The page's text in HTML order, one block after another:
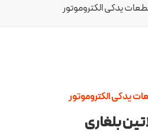
یدکی الکتروموتور
یدکی الکتروموتور
بلغاری